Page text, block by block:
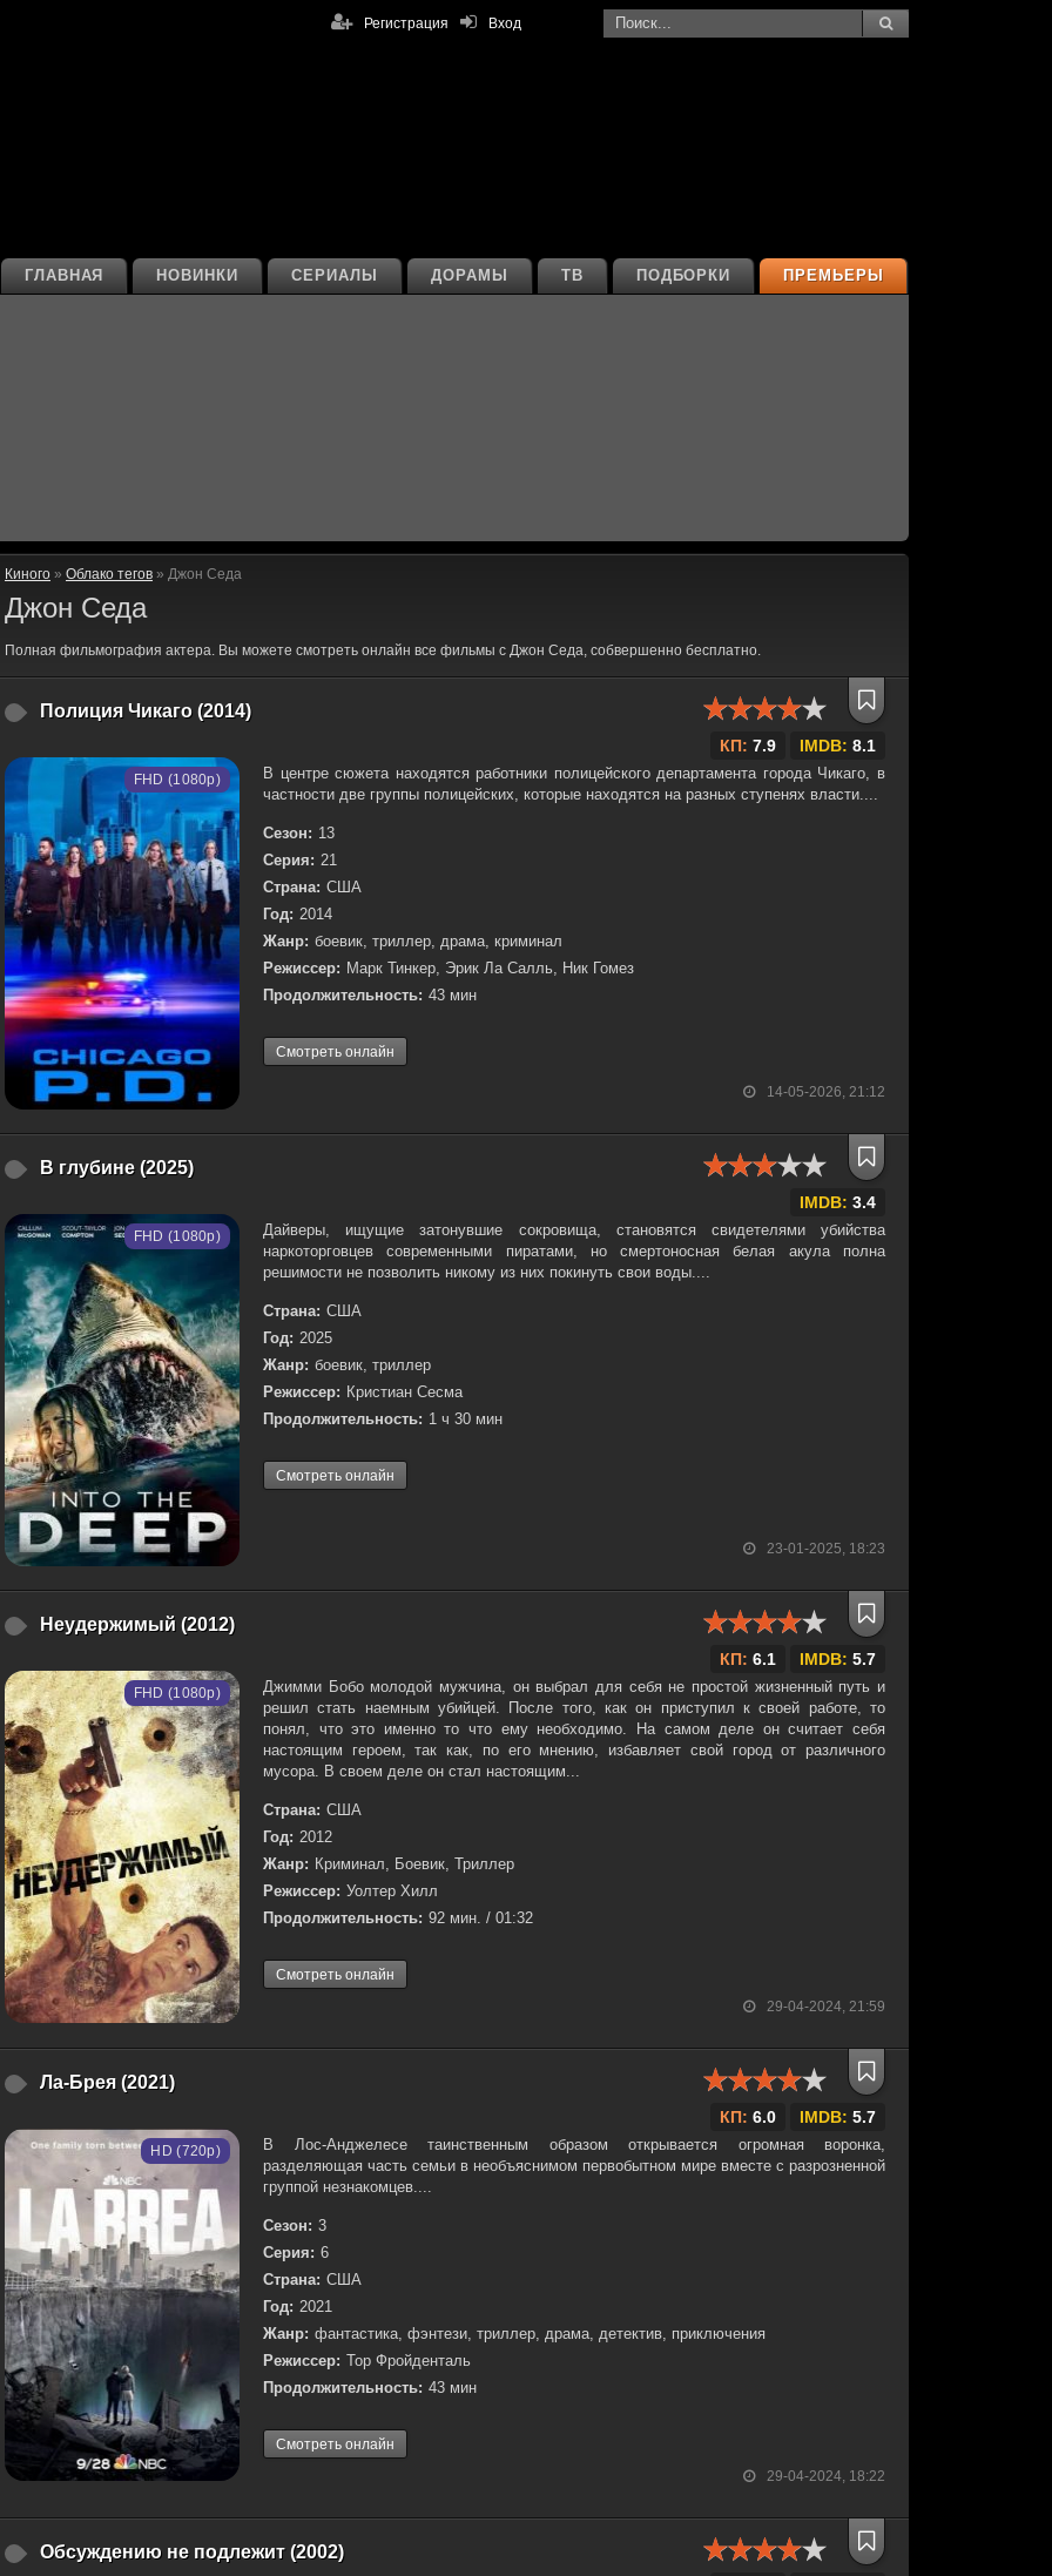
Вход
Регистрация
ПРЕМЬЕРЫ
ПОДБОРКИ
ТВ
ДОРАМЫ
СЕРИАЛЫ
НОВИНКИ
ГЛАВНАЯ
Киного » Облако тегов » Джон Седа
Джон Седа
Полная фильмография актера. Вы можете смотреть онлайн все фильмы с Джон Седа, собвершенно бесплатно.
Полиция Чикаго (2014)
КП: 7.9 IMDB: 8.1
14-05-2026, 21:12
FHD (1080p)
В центре сюжета находятся работники полицейского департамента города Чикаго, в
частности две группы полицейских, которые находятся на разных ступенях власти....
Сезон: 13
Серия: 21
Страна: США
Год: 2014
Жанр: боевик, триллер, драма, криминал
Режиссер: Марк Тинкер, Эрик Ла Салль, Ник Гомез
Продолжительность: 43 мин
Смотреть онлайн
В глубине (2025)
IMDB: 3.4
23-01-2025, 18:23
FHD (1080p)
Дайверы, ищущие затонувшие сокровища, становятся свидетелями убийства
наркоторговцев современными пиратами, но смертоносная белая акула полна
решимости не позволить никому из них покинуть свои воды....
Страна: США
Год: 2025
Жанр: боевик, триллер
Режиссер: Кристиан Сесма
Продолжительность: 1 ч 30 мин
Смотреть онлайн
Неудержимый (2012)
КП: 6.1 IMDB: 5.7
29-04-2024, 21:59
FHD (1080p)
Джимми Бобо молодой мужчина, он выбрал для себя не простой жизненный путь и
решил стать наемным убийцей. После того, как он приступил к своей работе, то
понял, что это именно то что ему необходимо. На самом деле он считает себя
настоящим героем, так как, по его мнению, избавляет свой город от различного
мусора. В своем деле он стал настоящим...
Страна: США
Год: 2012
Жанр: Криминал, Боевик, Триллер
Режиссер: Уолтер Хилл
Продолжительность: 92 мин. / 01:32
Смотреть онлайн
Ла-Брея (2021)
КП: 6.0 IMDB: 5.7
29-04-2024, 18:22
HD (720p)
В Лос-Анджелесе таинственным образом открывается огромная воронка,
разделяющая часть семьи в необъяснимом первобытном мире вместе с разрозненной
группой незнакомцев....
Сезон: 3
Серия: 6
Страна: США
Год: 2021
Жанр: фантастика, фэнтези, триллер, драма, детектив, приключения
Режиссер: Тор Фройденталь
Продолжительность: 43 мин
Смотреть онлайн
Обсуждению не подлежит (2002)